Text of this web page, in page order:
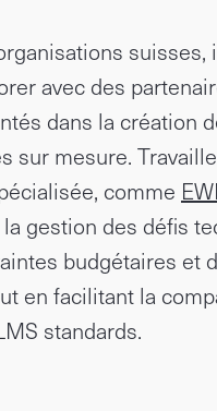
suisses,
avec des
dans la création
sur mesure.
comme
gestion des défis
budgétaires et
en facilitant la
standards.